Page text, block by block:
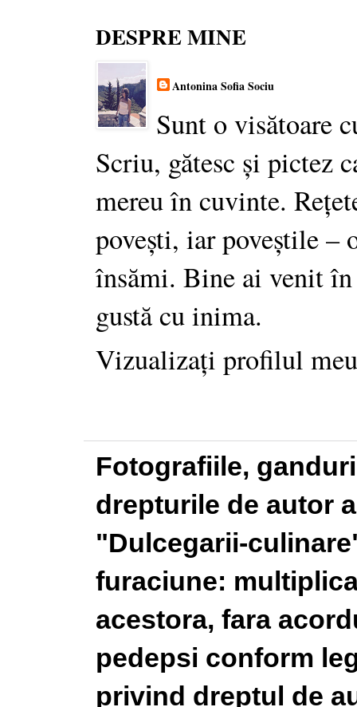
DESPRE MINE
Antonina Sofia Sociu
Sunt o visătoare
Scriu, gătesc și pictez
mereu în cuvinte.
povești, iar poveștile –
însămi. Bine ai venit
gustă cu inima.
Vizualizați profilul
Fotografiile,
drepturile de autor
"Dulcegarii-
furaciune:
acestora, fara
pedepsi conform
privind dreptul de